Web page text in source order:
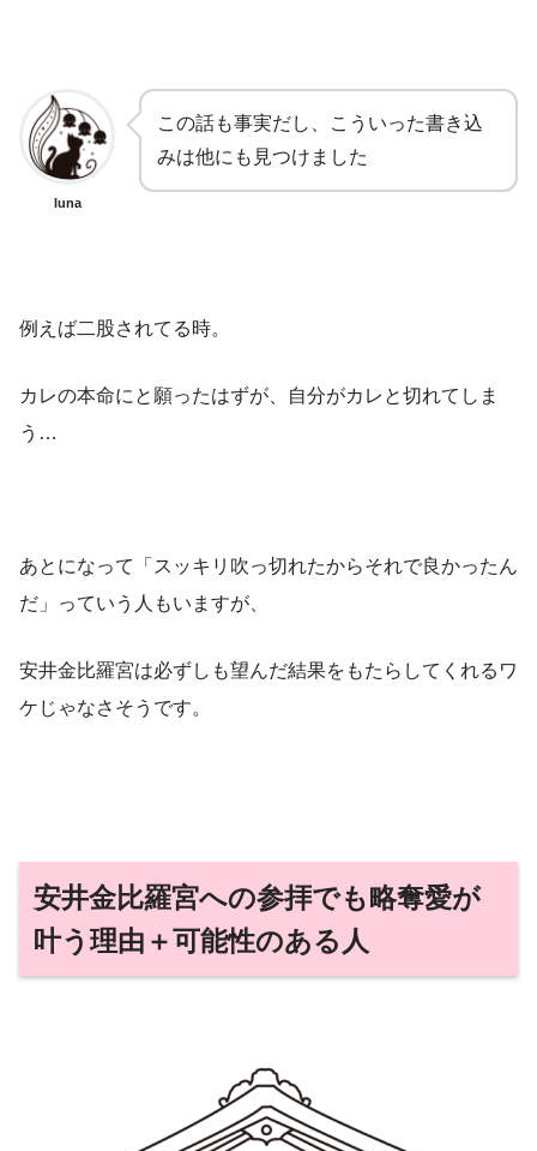
luna
この話も事実だし、こういった書き込
みは他にも見つけました
例えば二股されてる時。
カレの本命にと願ったはずが、自分がカレと切れてしま
う…
あとになって「スッキリ吹っ切れたからそれで良かったん
だ」っていう人もいますが、
安井金比羅宮は必ずしも望んだ結果をもたらしてくれるワ
ケじゃなさそうです。
安井金比羅宮への参拝でも略奪愛が
叶う理由＋可能性のある人